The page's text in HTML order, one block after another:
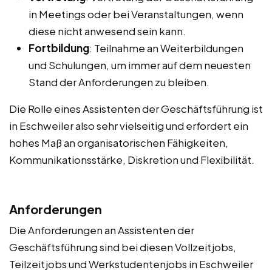
in Meetings oder bei Veranstaltungen, wenn
diese nicht anwesend sein kann.
Fortbildung: Teilnahme an Weiterbildungen
und Schulungen, um immer auf dem neuesten
Stand der Anforderungen zu bleiben.
Die Rolle eines Assistenten der Geschäftsführung ist
in Eschweiler also sehr vielseitig und erfordert ein
hohes Maß an organisatorischen Fähigkeiten,
Kommunikationsstärke, Diskretion und Flexibilität.
Anforderungen
Die Anforderungen an Assistenten der
Geschäftsführung sind bei diesen Vollzeitjobs,
Teilzeitjobs und Werkstudentenjobs in Eschweiler